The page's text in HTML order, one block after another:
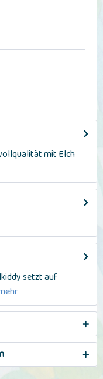
mit Elch
setzt auf